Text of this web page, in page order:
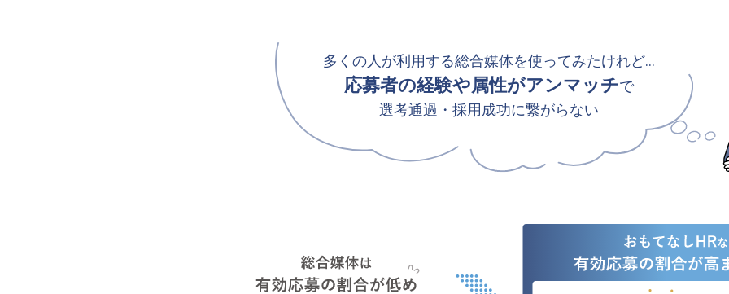
多くの人が利用する総合媒体を使ってみたけれど…
応募者の経験や属性がアンマッチで
選考通過・採用成功に繋がらない